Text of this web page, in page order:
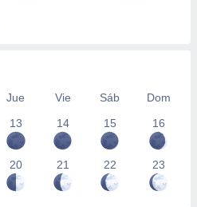
Jue Vie Sáb
Dom
13 14 15 16
20 21 22 23